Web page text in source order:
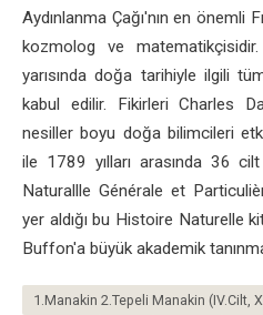
Aydınlanma Çağı'nın en önemli
kozmolog ve
yarısında doğa tarihiyle ilgili
kabul edilir. Fikirleri Charles
nesiller boyu doğa bilimcileri
ile 1789 yılları arasında 36
Naturallle Générale et
yer aldığı bu Histoire Naturelle
Buffon'a büyük akademik
1.Manakin 2.Tepeli Manakin (IV.Cilt,